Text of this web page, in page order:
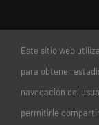
Este sitio web
para obtener
navegación del
permitirle